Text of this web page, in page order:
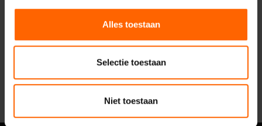
Alles toestaan
Selectie toestaan
Niet toestaan
Verzenden